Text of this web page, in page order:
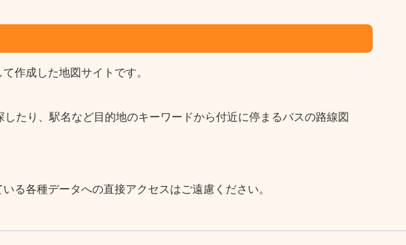
作成した地図サイトです。
たり、駅名など目的地のキーワードから付近に停まるバスの路線図
る各種データへの直接アクセスはご遠慮ください。